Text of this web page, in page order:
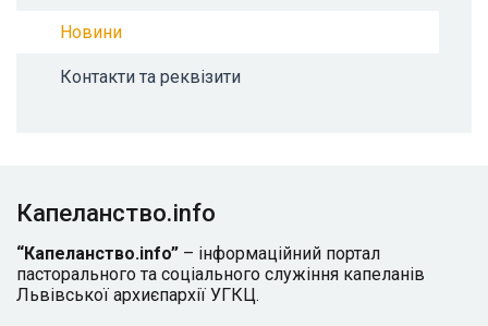
Новини
Контакти та реквізити
Капеланство.info
“Капеланство.info” – інформаційний портал
пасторального та соціального служіння капеланів
Львівської архиєпархії УГКЦ.